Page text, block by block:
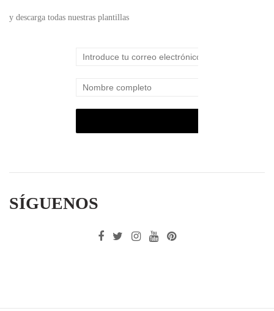
y descarga todas nuestras plantillas
SÍGUENOS